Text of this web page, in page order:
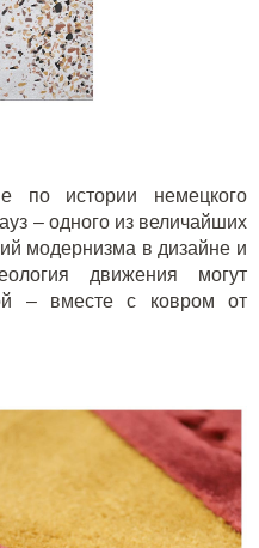
по истории немецкого
– одного из величайших
модернизма в дизайне и
движения могут
– вместе с ковром от